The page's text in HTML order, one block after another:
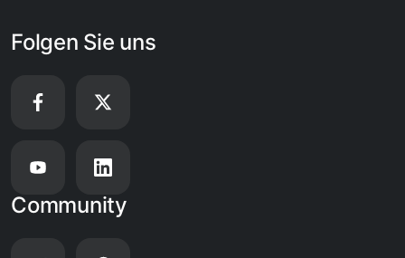
Folgen Sie uns
Community